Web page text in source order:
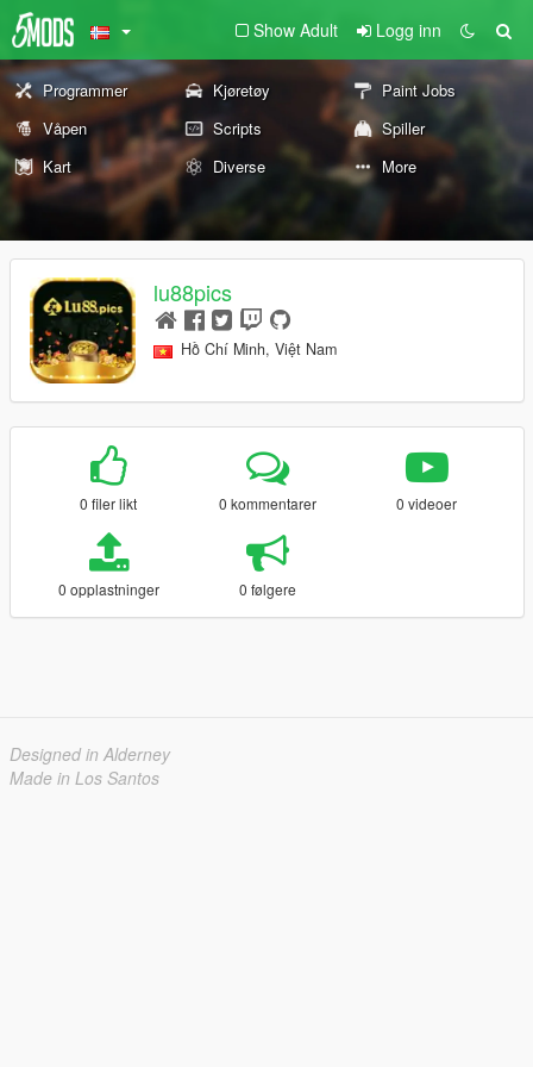
Show Adult Logg inn
Programmer Kjøretøy
Paint Jobs
Våpen
Scripts
Spiller
Kart
Diverse More
lu88pics
Hồ Chí Minh, Việt Nam
0 filer likt 0 kommentarer 0 videoer
0 opplastninger 0 følgere
Designed in Alderney
Made in Los Santos